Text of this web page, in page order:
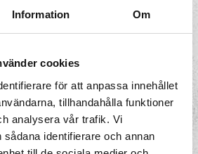
Information Om
cookies
för att anpassa innehållet
tillhandahålla funktioner
analysera vår trafik. Vi
identifierare och annan